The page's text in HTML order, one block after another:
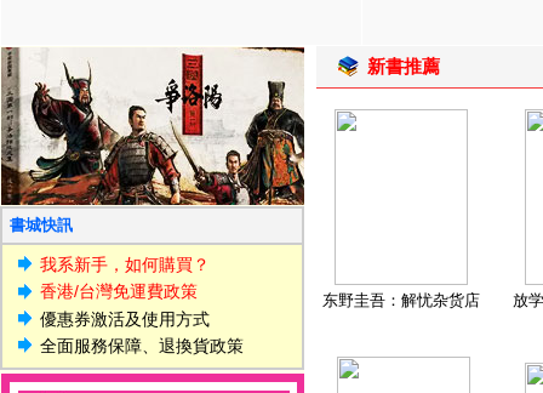
書城快訊
我系新手，如何購買？
香港/台灣免運費政策
優惠券激活及使用方式
全面服務保障、退換貨政策
新書推薦
东野圭吾：解忧杂货店 放